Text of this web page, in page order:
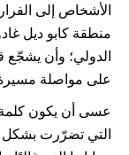
الأشخاص إلى
منطقة كابو ديل
الدولي؛ وأن يشجّع
على مواصلة مسيرة
عسى أن يكون كلمة
التي تضرّرت بشكل